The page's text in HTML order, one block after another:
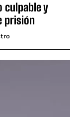
culpable y
prisión